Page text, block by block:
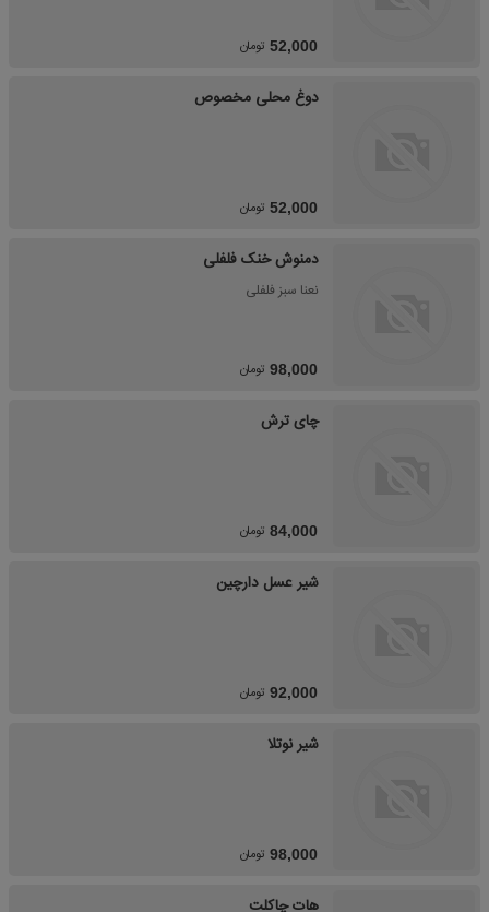
52,000 تومان
دوغ محلی مخصوص
52,000 تومان
دمنوش خنک فلفلی
نعنا سبز فلفلی
98,000 تومان
چای ترش
84,000 تومان
شیر عسل دارچین
92,000 تومان
شیر نوتلا
98,000 تومان
هات چاکلت